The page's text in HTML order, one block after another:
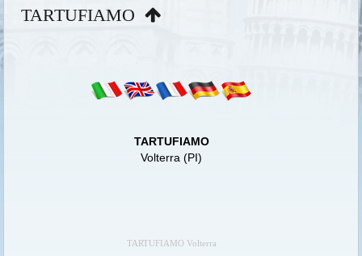
TARTUFIAMO
TARTUFIAMO
Volterra (PI)
TARTUFIAMO Volterra